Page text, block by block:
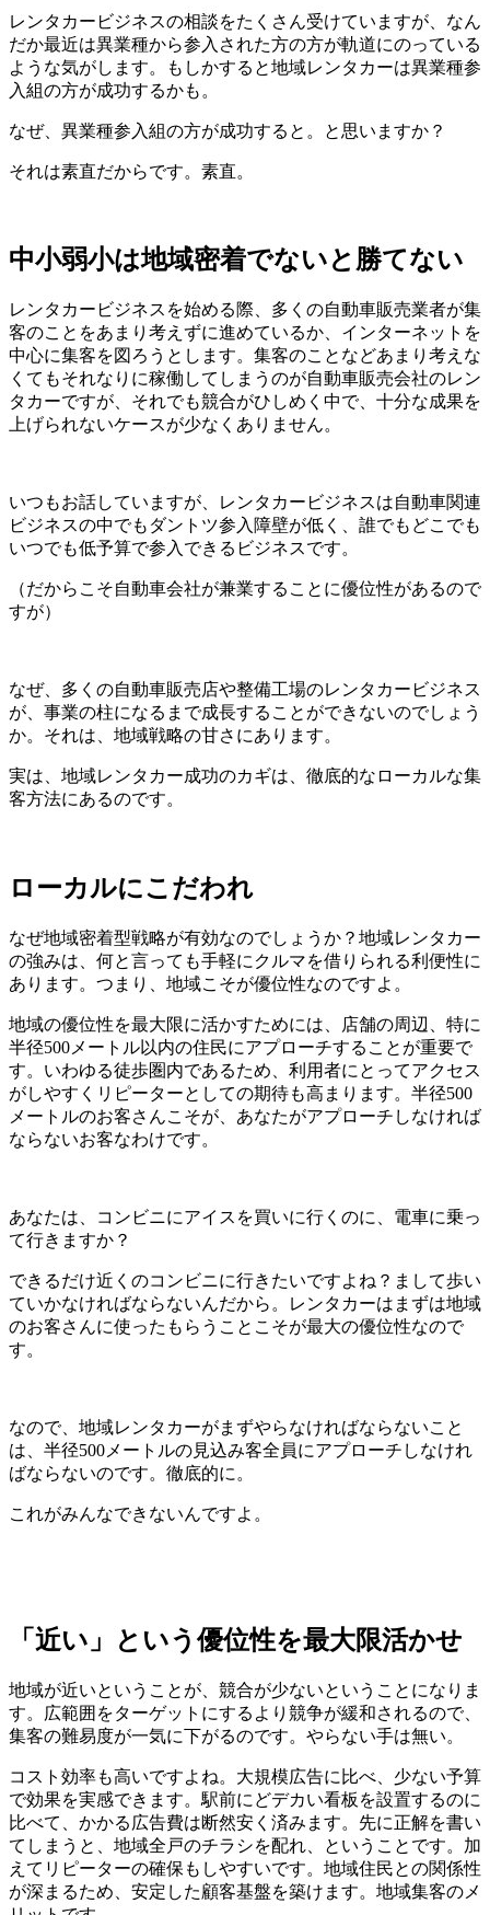
レンタカービジネスの相談をたくさん受けていますが、なん
だか最近は異業種から参入された方の方が軌道にのっている
ような気がします。もしかすると地域レンタカーは異業種参
入組の方が成功するかも。
なぜ、異業種参入組の方が成功すると。と思いますか？
それは素直だからです。素直。
中小弱小は地域密着でないと勝てない
レンタカービジネスを始める際、多くの自動車販売業者が集
客のことをあまり考えずに進めているか、インターネットを
中心に集客を図ろうとします。集客のことなどあまり考えな
くてもそれなりに稼働してしまうのが自動車販売会社のレン
タカーですが、それでも競合がひしめく中で、十分な成果を
上げられないケースが少なくありません。
いつもお話していますが、レンタカービジネスは自動車関連
ビジネスの中でもダントツ参入障壁が低く、誰でもどこでも
いつでも低予算で参入できるビジネスです。
（だからこそ自動車会社が兼業することに優位性があるので
すが）
なぜ、多くの自動車販売店や整備工場のレンタカービジネス
が、事業の柱になるまで成長することができないのでしょう
か。それは、地域戦略の甘さにあります。
実は、地域レンタカー成功のカギは、徹底的なローカルな集
客方法にあるのです。
ローカルにこだわれ
なぜ地域密着型戦略が有効なのでしょうか？地域レンタカー
の強みは、何と言っても手軽にクルマを借りられる利便性に
あります。つまり、地域こそが優位性なのですよ。
地域の優位性を最大限に活かすためには、店舗の周辺、特に
半径500メートル以内の住民にアプローチすることが重要で
す。いわゆる徒歩圏内であるため、利用者にとってアクセス
がしやすくリピーターとしての期待も高まります。半径500
メートルのお客さんこそが、あなたがアプローチしなければ
ならないお客なわけです。
あなたは、コンビニにアイスを買いに行くのに、電車に乗っ
て行きますか？
できるだけ近くのコンビニに行きたいですよね？まして歩い
ていかなければならないんだから。レンタカーはまずは地域
のお客さんに使ったもらうことこそが最大の優位性なので
す。
なので、地域レンタカーがまずやらなければならないこと
は、半径500メートルの見込み客全員にアプローチしなけれ
ばならないのです。徹底的に。
これがみんなできないんですよ。
「近い」という優位性を最大限活かせ
地域が近いということが、競合が少ないということになりま
す。広範囲をターゲットにするより競争が緩和されるので、
集客の難易度が一気に下がるのです。やらない手は無い。
コスト効率も高いですよね。大規模広告に比べ、少ない予算
で効果を実感できます。駅前にどデカい看板を設置するのに
比べて、かかる広告費は断然安く済みます。先に正解を書い
てしまうと、地域全戸のチラシを配れ、ということです。加
えてリピーターの確保もしやすいです。地域住民との関係性
が深まるため、安定した顧客基盤を築けます。地域集客のメ